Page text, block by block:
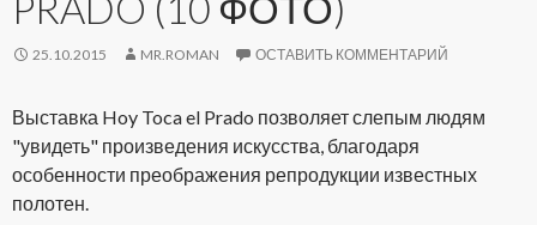
25.10.2015 MR.ROMAN ОСТАВИТЬ КОММЕНТАРИЙ
Выставка Hoy Toca el Prado позволяет слепым людям
"увидеть" произведения искусства, благодаря
особенности преображения репродукции известных
полотен.